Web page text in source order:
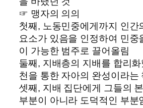
☞ 맹자의 의의
첫째, 노동민중에게까지 인간
요소가 있음을 인정하여 민중
이 가능한 범주로 끌어올림
둘째, 지배층의 지배를 합리
천을 통한 자아의 완성이라는
셋째, 지배 집단에게 그들의
부분이 아니라 도덕적인 부분